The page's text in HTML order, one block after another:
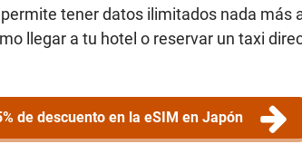
tener datos ilimitados nada más
llegar a tu hotel o reservar un taxi
de descuento en la eSIM en Japón